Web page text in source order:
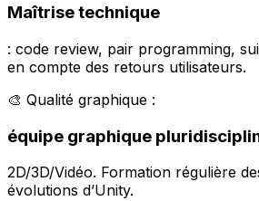
Maîtrise technique
: code review, pair programming,
en compte des retours utilisateurs.
🎨 Qualité graphique :
équipe graphique
2D/3D/Vidéo. Formation régulière
évolutions d’Unity.